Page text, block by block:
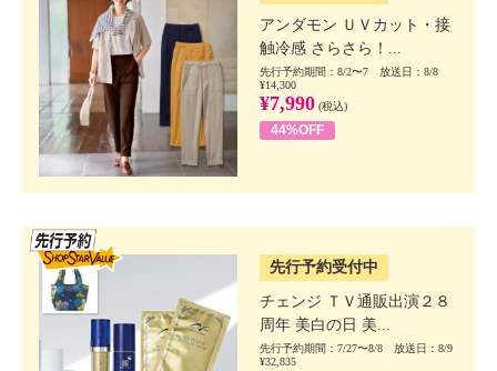
アンダモン ＵＶカット・接
触冷感 さらさら！...
先行予約期間：8/2〜7 放送日：8/8
¥14,300
¥7,990 (税込)
44%OFF
先行予約受付中
チェンジ ＴＶ通販出演２８
周年 美白の日 美...
先行予約期間：7/27〜8/8 放送日：8/9
¥32,835